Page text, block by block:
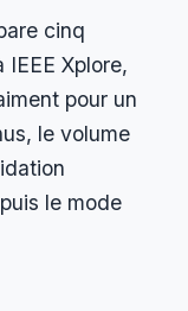
cinq
Xplore,
pour un
le volume
le mode